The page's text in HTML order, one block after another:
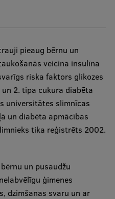
projects
pieaug bērnu un
veicina insulīna
riska faktors glikozes
2. tipa cukura diabēta
universitātes slimnīcas
un diabēta apmācības
tika reģistrēts 2002.
un pusaudžu
ģimenes
dzimšanas svaru un ar